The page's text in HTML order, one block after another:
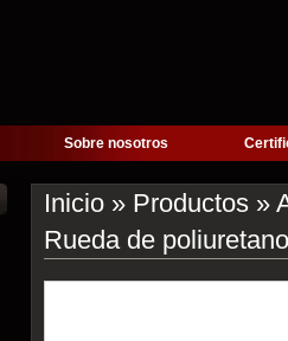
Sobre nosotros
Inicio » Productos »
Rueda de